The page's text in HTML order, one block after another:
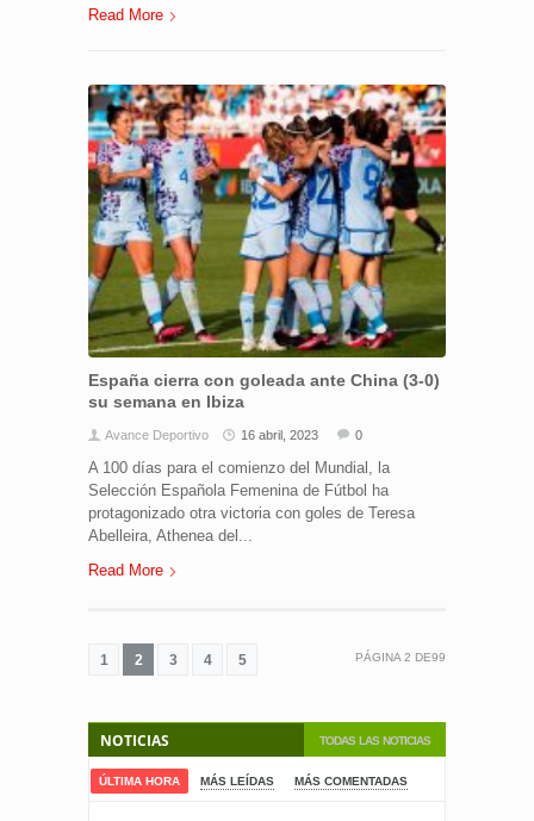
Read More
España cierra con goleada ante China (3-0)
su semana en Ibiza
Avance Deportivo 16 abril, 2023 0
A 100 días para el comienzo del Mundial, la
Selección Española Femenina de Fútbol ha
protagonizado otra victoria con goles de Teresa
Abelleira, Athenea del...
Read More
1 2 3 4 5 PÁGINA2 DE99
TODAS LAS NOTICIAS
NOTICIAS
ÚLTIMA HORA MÁS LEÍDAS MÁS COMENTADAS